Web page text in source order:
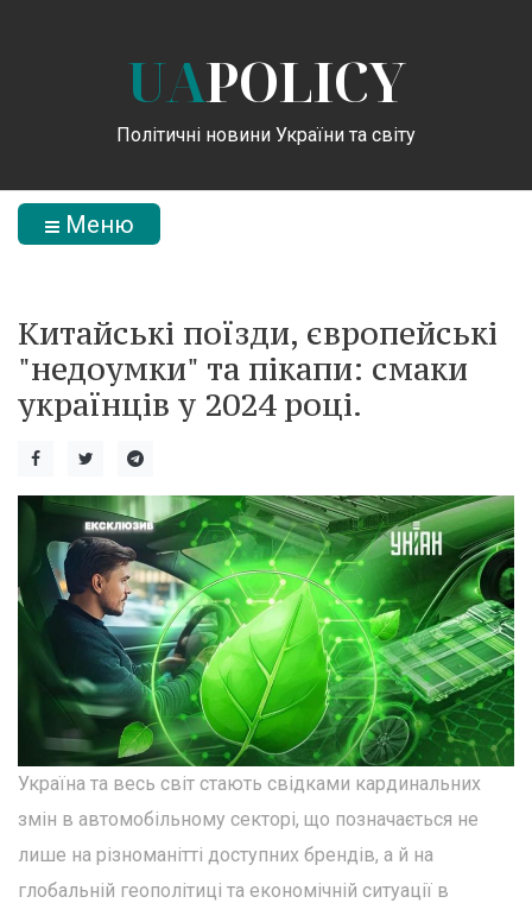
UAPOLICY
Політичні новини України та світу
Меню
Китайські поїзди, європейські
"недоумки" та пікапи: смаки
українців у 2024 році.
Україна та весь світ стають свідками кардинальних
змін в автомобільному секторі, що позначається не
лише на різноманітті доступних брендів, а й на
глобальній геополітиці та економічній ситуації в